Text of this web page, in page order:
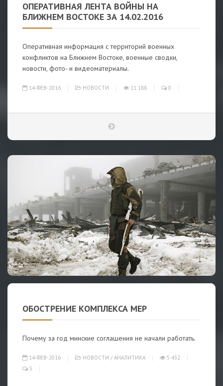
ОПЕРАТИВНАЯ ЛЕНТА ВОЙНЫ НА
БЛИЖНЕМ ВОСТОКЕ ЗА 14.02.2016
Оперативная информация с территорий военных
конфликтов на Ближнем Востоке, военные сводки,
новости, фото- и видеоматериалы.
14-ФЕВ-2016 НОВОСТИ 11 188 0
ОБОСТРЕНИЕ КОМПЛЕКСА МЕР
Почему за год минские соглашения не начали работать.
14-ФЕВ-2016 НОВОСТИ / АНАЛИТИКА
5 432
5